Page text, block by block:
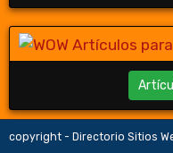
copyright - Directorio Sitios